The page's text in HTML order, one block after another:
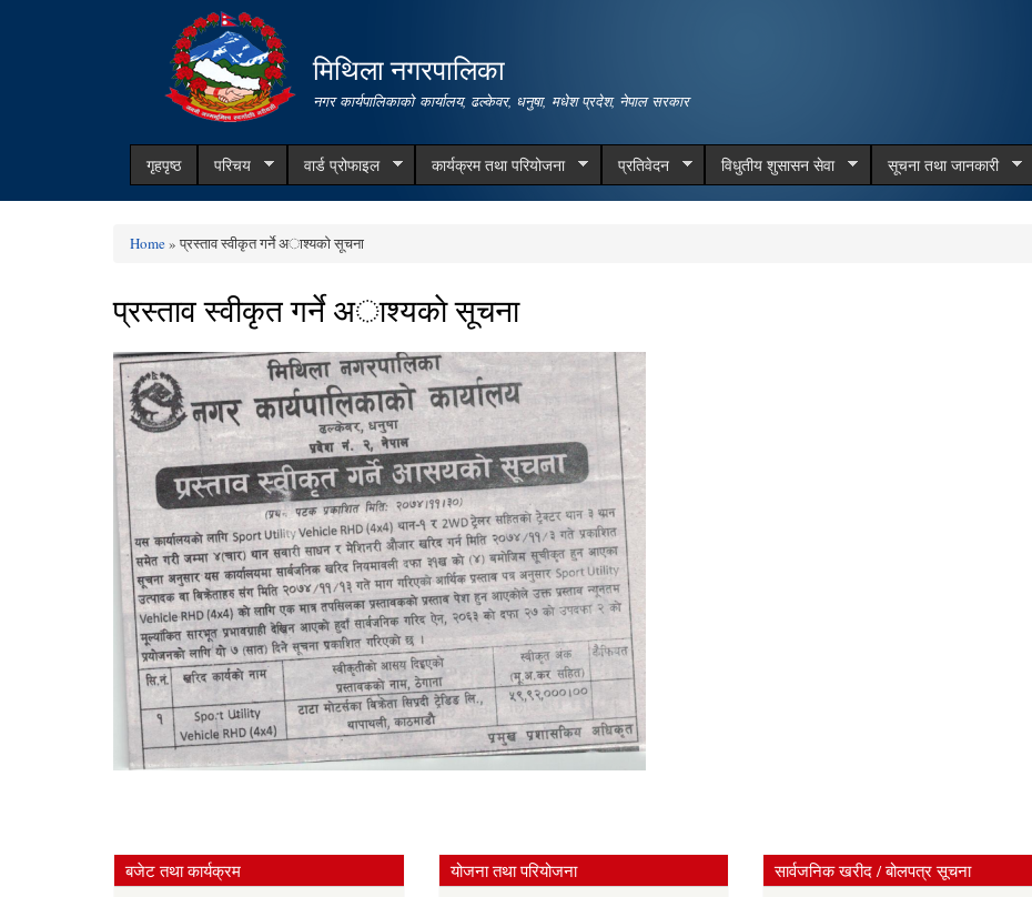
मिथिला नगरपालिका
नगर कार्यपालिकाको कार्यालय, ढल्केवर, धनुषा, मधेश प्रदेश, नेपाल सरकार
गृहपृष्ठ परिचय वार्ड प्रोफाइल कार्यक्रम तथा परियोजना प्रतिवेदन विधुतीय शुसासन सेवा सूचना तथा जानकारी
You are here
Home» प्रस्ताव स्वीकृत गर्ने अाश्यकाे सूचना
प्रस्ताव स्वीकृत गर्ने अाश्यकाे सूचना
बजेट तथा कार्यक्रम योजना तथा परियोजना सार्वजनिक खरीद / बोलपत्र सूचना